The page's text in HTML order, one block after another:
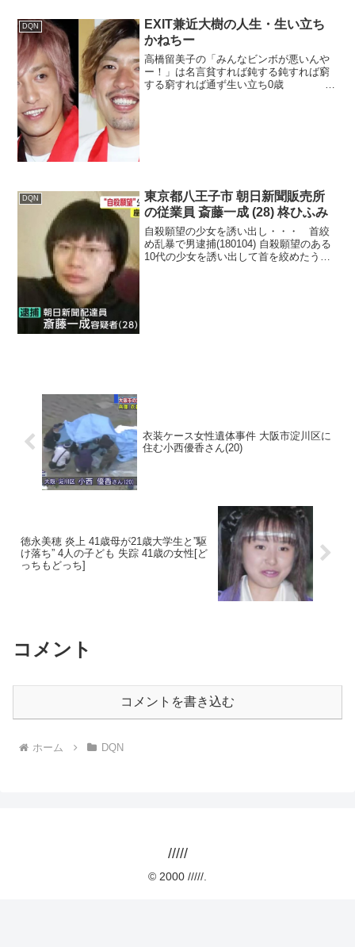
DQN
EXIT兼近大樹の人生・生い立ち
かねちー
高橋留美子の「みんなビンボが悪いんや
ー！」は名言貧すれば鈍する鈍すれば窮
する窮すれば通ず生い立ち0歳 北
DQN
東京都八王子市 朝日新聞販売所
の従業員 斎藤一成 (28) 柊ひふみ
自殺願望の少女を誘い出し・・・ 首絞
め乱暴で男逮捕(180104) 自殺願望のある
10代の少女を誘い出して首を絞めたうえ
衣装ケース女性遺体事件 大阪市淀川区に
住む小西優香さん(20)
徳永美穂 炎上 41歳母が21歳大学生と”駆
け落ち” 4人の子ども 失踪 41歳の女性[ど
っちもどっち]
コメント
コメントを書き込む
ホーム DQN
/////
© 2000 /////.